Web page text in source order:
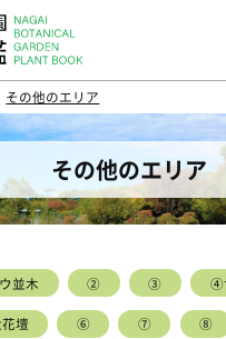
その他のエリア
その他のエリア
並木 ② ③ ④
壇 ⑥ ⑦ ⑧